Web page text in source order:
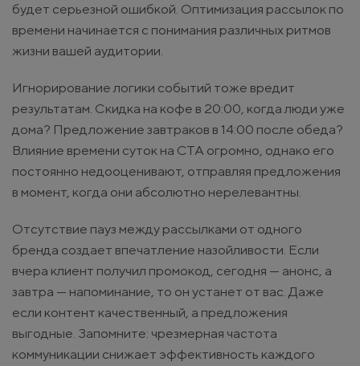
будет серьезной ошибкой. Оптимизация рассылок по
времени начинается с понимания различных ритмов
жизни вашей аудитории.
Игнорирование логики событий тоже вредит
результатам. Скидка на кофе в 20:00, когда люди уже
дома? Предложение завтраков в 14:00 после обеда?
Влияние времени суток на CTA огромно, однако его
постоянно недооценивают, отправляя предложения
в момент, когда они абсолютно нерелевантны.
Отсутствие пауз между рассылками от одного
бренда создает впечатление назойливости. Если
вчера клиент получил промокод, сегодня — анонс, а
завтра — напоминание, то он устанет от вас. Даже
если контент качественный, а предложения
выгодные. Запомните: чрезмерная частота
коммуникации снижает эффективность каждого